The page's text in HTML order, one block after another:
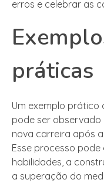
erros e celebrar as
práticas
Um exemplo
pode ser observado
nova carreira após
Esse processo
habilidades, a
a superação do